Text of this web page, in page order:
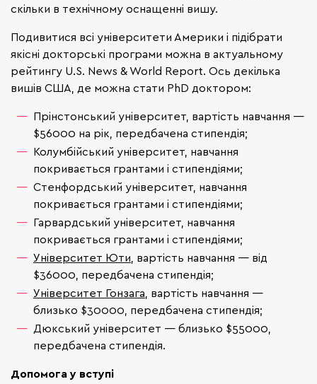
скільки в технічному оснащенні вишу.
Подивитися всі університети Америки і підібрати
якісні докторські програми можна в актуальному
рейтингу U.S. News & World Report. Ось декілька
вишів США, де можна стати PhD доктором:
Прінстонський університет, вартість навчання —
$56000 на рік, передбачена стипендія;
Колумбійський університет, навчання
покривається грантами і стипендіями;
Стенфордський університет, навчання
покривається грантами і стипендіями;
Гарвардський університет, навчання
покривається грантами і стипендіями;
Університет Юти , вартість навчання — від
$36000, передбачена стипендія;
Університет Гонзага , вартість навчання —
близько $30000, передбачена стипендія;
Дюкський університет — близько $55000,
передбачена стипендія.
Допомога у вступі